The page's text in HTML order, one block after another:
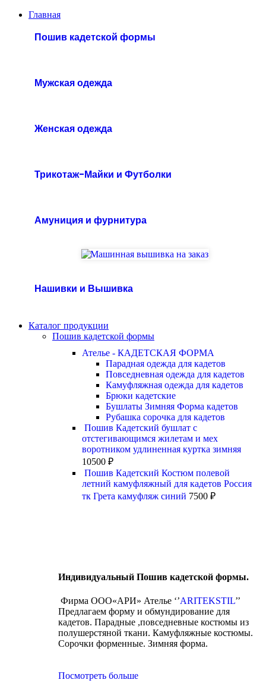
Главная
Пошив кадетской формы
Мужская одежда
Женская одежда
Трикотаж-Майки и Футболки
Амуниция и фурнитура
Нашивки и Вышивка
Каталог продукции
Пошив кадетской формы
Ателье - КАДЕТСКАЯ ФОРМА
Парадная одежда для кадетов
Повседневная одежда для кадетов
Камуфляжная одежда для кадетов
Брюки кадетские
Бушлаты Зимняя Форма кадетов
Рубашка сорочка для кадетов
Пошив Кадетский бушлат с
отстегивающимся жилетам и мех
воротником удлиненная куртка зимняя
10500 ₽
Пошив Кадетский Костюм полевой
летний камуфляжный для кадетов Россия
тк Грета камуфляж синий 7500 ₽
Индивидуальный Пошив кадетской формы.
Фирма ООО«АРИ» Ателье ‘’ARITEKSTIL’’
Предлагаем форму и обмундирование для
кадетов. Парадные ,повседневные костюмы из
полушерстяной ткани. Камуфляжные костюмы.
Сорочки форменные. Зимняя форма.
Посмотреть больше